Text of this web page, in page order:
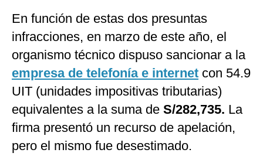
En función de estas dos presuntas
infracciones, en marzo de este año, el
organismo técnico dispuso sancionar a la
empresa de telefonía e internet con 54.9
UIT (unidades impositivas tributarias)
equivalentes a la suma de S/282,735. La
firma presentó un recurso de apelación,
pero el mismo fue desestimado.